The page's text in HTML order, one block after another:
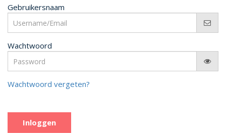
Gebruikersnaam
Wachtwoord
Wachtwoord vergeten?